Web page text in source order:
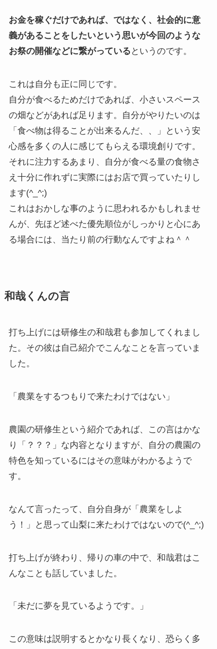
お金を稼ぐだけであれば、ではなく、社会的に意
義があることをしたいという思いが今回のような
お祭の開催などに繋がっている というのです。
これは自分も正に同じです。
自分が食べるためだけであれば、小さいスペース
の畑などがあれば足ります。自分がやりたいのは
「食べ物は得ることが出来るんだ、、」という安
心感を多くの人に感じてもらえる環境創りです。
それに注力するあまり、自分が食べる量の食物さ
え十分に作れずに実際にはお店で買っていたりし
ます(^_^;)
これはおかしな事のように思われるかもしれませ
んが、先ほど述べた優先順位がしっかりと心にあ
る場合には、当たり前の行動なんですよね＾＾
和哉くんの言
打ち上げには研修生の和哉君も参加してくれまし
た。その彼は自己紹介でこんなことを言っていま
した。
「農業をするつもりで来たわけではない」
農園の研修生という紹介であれば、この言はかな
り「？？？」な内容となりますが、自分の農園の
特色を知っているにはその意味がわかるようで
す。
なんて言ったって、自分自身が「農業をしよ
う！」と思って山梨に来たわけではないので(^_^;)
打ち上げが終わり、帰りの車の中で、和哉君はこ
んなことも話していました。
「未だに夢を見ているようです。」
この意味は説明するとかなり長くなり、恐らく多